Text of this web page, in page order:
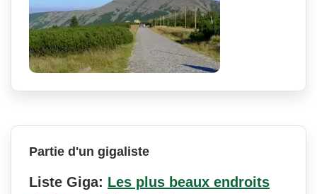
Partie d'un gigaliste
Liste Giga: Les plus beaux endroits